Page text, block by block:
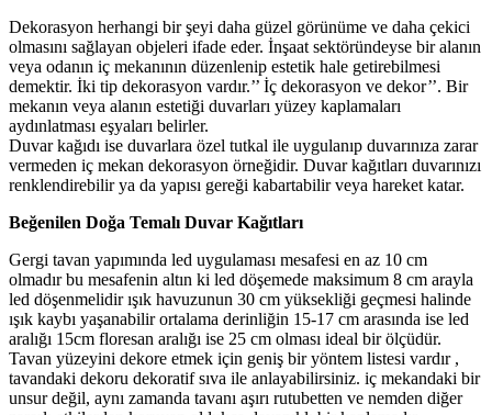
Dekorasyon herhangi bir şeyi daha güzel görünüme ve daha çekici
olmasını sağlayan objeleri ifade eder. İnşaat sektöründeyse bir alanın
veya odanın iç mekanının düzenlenip estetik hale getirebilmesi
demektir. İki tip dekorasyon vardır.’’ İç dekorasyon ve dekor’’. Bir
mekanın veya alanın estetiği duvarları yüzey kaplamaları
aydınlatması eşyaları belirler.
Duvar kağıdı ise duvarlara özel tutkal ile uygulanıp duvarınıza zarar
vermeden iç mekan dekorasyon örneğidir. Duvar kağıtları duvarınızı
renklendirebilir ya da yapısı gereği kabartabilir veya hareket katar.
Beğenilen Doğa Temalı Duvar Kağıtları
Gergi tavan yapımında led uygulaması mesafesi en az 10 cm
olmadır bu mesafenin altın ki led döşemede maksimum 8 cm arayla
led döşenmelidir ışık havuzunun 30 cm yüksekliği geçmesi halinde
ışık kaybı yaşanabilir ortalama derinliğin 15-17 cm arasında ise led
aralığı 15cm floresan aralığı ise 25 cm olması ideal bir ölçüdür.
Tavan yüzeyini dekore etmek için geniş bir yöntem listesi vardır ,
tavandaki dekoru dekoratif sıva ile anlayabilirsiniz. iç mekandaki bir
unsur değil, aynı zamanda tavanı aşırı rutubetten ve nemden diğer